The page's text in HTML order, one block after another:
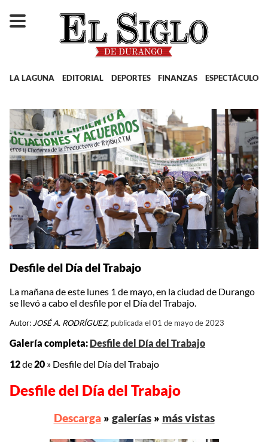
LA LAGUNA EDITORIAL DEPORTES FINANZAS ESPECTÁCULOS
Desfile del Día del Trabajo
La mañana de este lunes 1 de mayo, en la ciudad de Durango
se llevó a cabo el desfile por el Día del Trabajo.
Autor: JOSÉ A. RODRÍGUEZ, publicada el 01 de mayo de 2023
Galería completa: Desfile del Día del Trabajo
12de20 » Desfile del Día del Trabajo
Desfile del Día del Trabajo
Descarga» galerías» más vistas